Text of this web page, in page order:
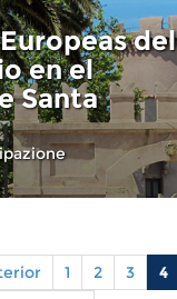
del
en el
Santa
1 2 3 4